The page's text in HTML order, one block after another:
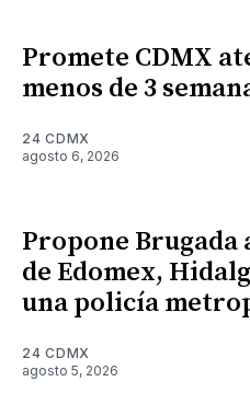
Promete CDMX
menos de 3
24 CDMX
agosto 6, 2026
Propone Brugada
de Edomex,
una policía
24 CDMX
agosto 5, 2026